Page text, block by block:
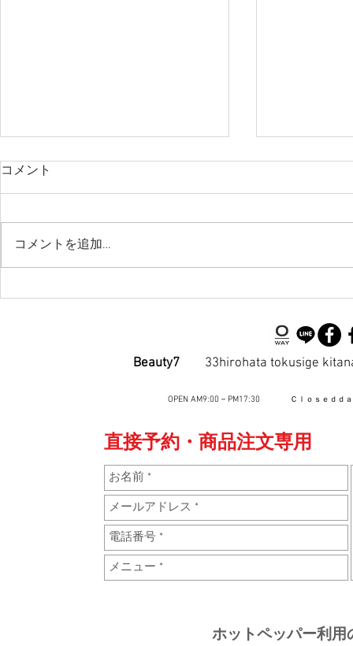
ホットペッ
コメント
コメントを追加…
Beauty7 33hirohata tokusige
OPEN AM9:00－PM17:30 Ｃｌｏｓｅｄ
直接予約・商品注文専用
ホットペッパー利